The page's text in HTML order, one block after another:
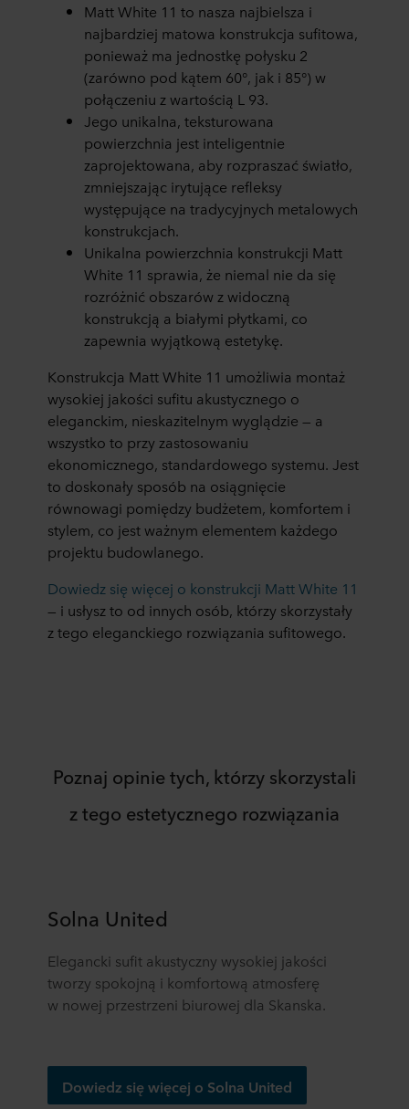
Matt White 11 to nasza najbielsza i
najbardziej matowa konstrukcja sufitowa,
ponieważ ma jednostkę połysku 2
(zarówno pod kątem 60°, jak i 85°) w
połączeniu z wartością L 93.
Jego unikalna, teksturowana
powierzchnia jest inteligentnie
zaprojektowana, aby rozpraszać światło,
zmniejszając irytujące refleksy
występujące na tradycyjnych metalowych
konstrukcjach.
Unikalna powierzchnia konstrukcji Matt
White 11 sprawia, że niemal nie da się
rozróżnić obszarów z widoczną
konstrukcją a białymi płytkami, co
zapewnia wyjątkową estetykę.
Konstrukcja Matt White 11 umożliwia montaż
wysokiej jakości sufitu akustycznego o
eleganckim, nieskazitelnym wyglądzie — a
wszystko to przy zastosowaniu
ekonomicznego, standardowego systemu. Jest
to doskonały sposób na osiągnięcie
równowagi pomiędzy budżetem, komfortem i
stylem, co jest ważnym elementem każdego
projektu budowlanego.
Dowiedz się więcej o konstrukcji Matt White 11
— i usłysz to od innych osób, którzy skorzystały
z tego eleganckiego rozwiązania sufitowego.
Poznaj opinie tych, którzy skorzystali
z tego estetycznego rozwiązania
Solna United
Elegancki sufit akustyczny wysokiej jakości
tworzy spokojną i komfortową atmosferę
w nowej przestrzeni biurowej dla Skanska.
Dowiedz się więcej o Solna United